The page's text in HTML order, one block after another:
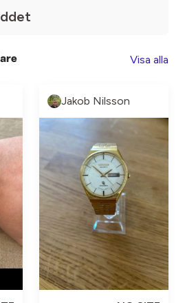
Visa alla
Jakob Nilsson